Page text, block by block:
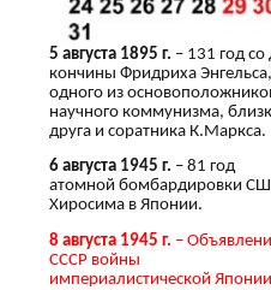
5 августа 1895 г. – 131 год со
кончины Фридриха Энгельса,
одного из
научного коммунизма,
друга и соратника К.Маркса.
6 августа 1945 г. – 81 год
атомной бомбардировки
Хиросима в Японии.
8 августа 1945 г. –
СССР войны
империалистической